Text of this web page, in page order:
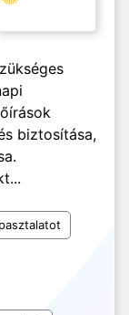
biztosítása,